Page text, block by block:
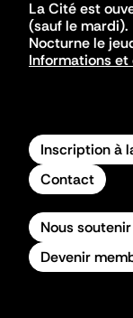
La Cité est
(sauf le mardi).
Nocturne le
Informations
Inscription à
Contact
Nous soutenir
Devenir